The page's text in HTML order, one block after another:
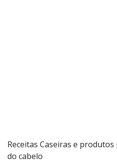
Receitas Caseiras e
do cabelo